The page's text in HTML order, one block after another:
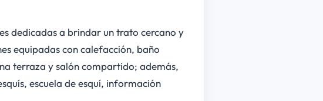
dedicadas a brindar un trato cercano y
equipadas con calefacción, baño
terraza y salón compartido; además,
escuela de esquí, información